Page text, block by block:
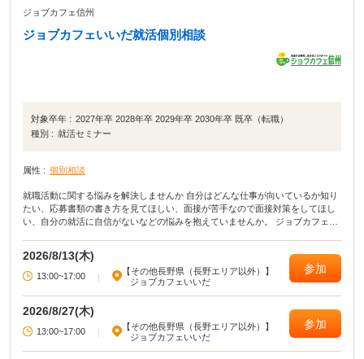
ジョブカフェ信州
ジョブカフェいいだ就活個別相談
対象卒年 : 2027年卒 2028年卒 2029年卒 2030年卒 既卒（転職）
種別 : 就活セミナー
属性 : 個別相談
就職活動に関する悩みを解決しませんか 自分はどんな仕事が向いているか知り
たい、応募書類の書き方を見てほしい、面接が苦手なので面接対策をしてほし
い、自分の就活に自信がないなどの悩みを抱えていませんか。 ジョブカフェい
コンサルタントによる個別相談を実施します。 なお、この事業は、ジョブカフ
ェ信州との共催です。
2026/8/13(木)
13:00~17:00 |
【その他長野県（長野エリア以外）】
ジョブカフェいいだ
参加
2026/8/27(木)
13:00~17:00 |
【その他長野県（長野エリア以外）】
ジョブカフェいいだ
参加